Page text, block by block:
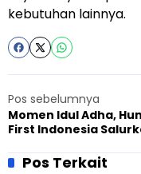
kebutuhan lainnya.
Pos sebelumnya
Momen Idul Adha,
First Indonesia
Gempa Cianjur
Pos Terkait